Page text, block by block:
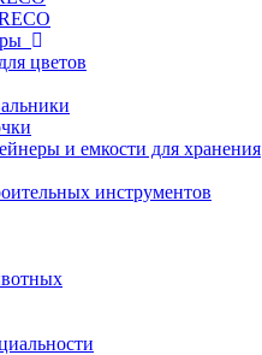
цветов
и емкости для хранения
инструментов